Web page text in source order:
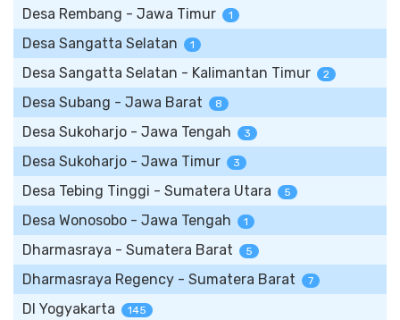
Desa Rembang - Jawa Timur 1
Desa Sangatta Selatan 1
Desa Sangatta Selatan - Kalimantan Timur 2
Desa Subang - Jawa Barat 8
Desa Sukoharjo - Jawa Tengah 3
Desa Sukoharjo - Jawa Timur 3
Desa Tebing Tinggi - Sumatera Utara 5
Desa Wonosobo - Jawa Tengah 1
Dharmasraya - Sumatera Barat 5
Dharmasraya Regency - Sumatera Barat 7
DI Yogyakarta 145